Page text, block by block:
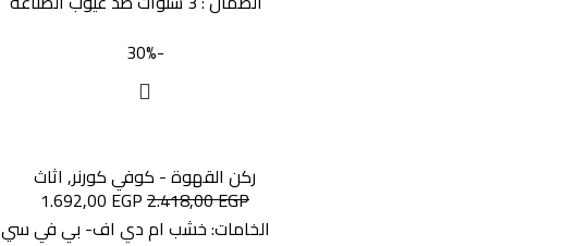
-30%
ركن القهوة - كوفي كورنر, اثاث
2.418,00EGP
1.692,00 EGP
الخامات: خشب ام دي اف- بي في سي